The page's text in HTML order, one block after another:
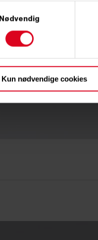
Nødvendig
Kun nødvendige cookies